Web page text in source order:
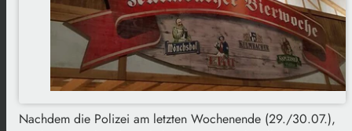
Nachdem die Polizei am letzten Wochenende (29./30.07.),